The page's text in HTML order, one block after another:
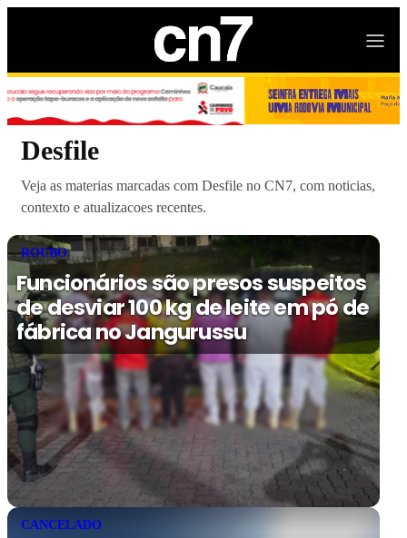
Desfile
Veja as materias marcadas com Desfile no CN7, com noticias,
contexto e atualizacoes recentes.
ROUBO
Funcionários são presos suspeitos
de desviar 100 kg de leite em pó de
fábrica no Jangurussu
CANCELADO